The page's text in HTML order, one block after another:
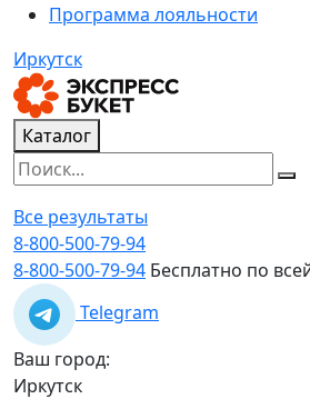
Программа лояльности
Иркутск
Каталог
Все результаты
8-800-500-79-94
8-800-500-79-94 Бесплатно по
Telegram
Ваш город:
Иркутск